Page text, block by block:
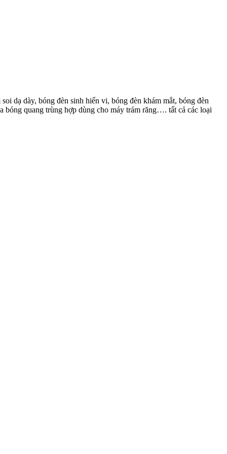
dạ dày, bóng đèn sinh hiển vi, bóng đèn khám mắt, bóng đèn
bóng quang trùng hợp dùng cho máy trám răng…. tất cả các loại